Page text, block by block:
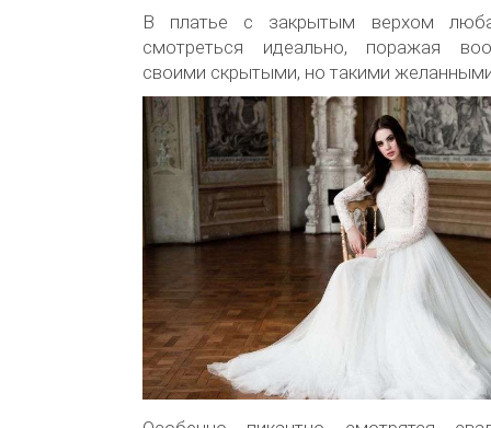
В платье с закрытым верхом
смотреться идеально, поражая
своими скрытыми, но такими